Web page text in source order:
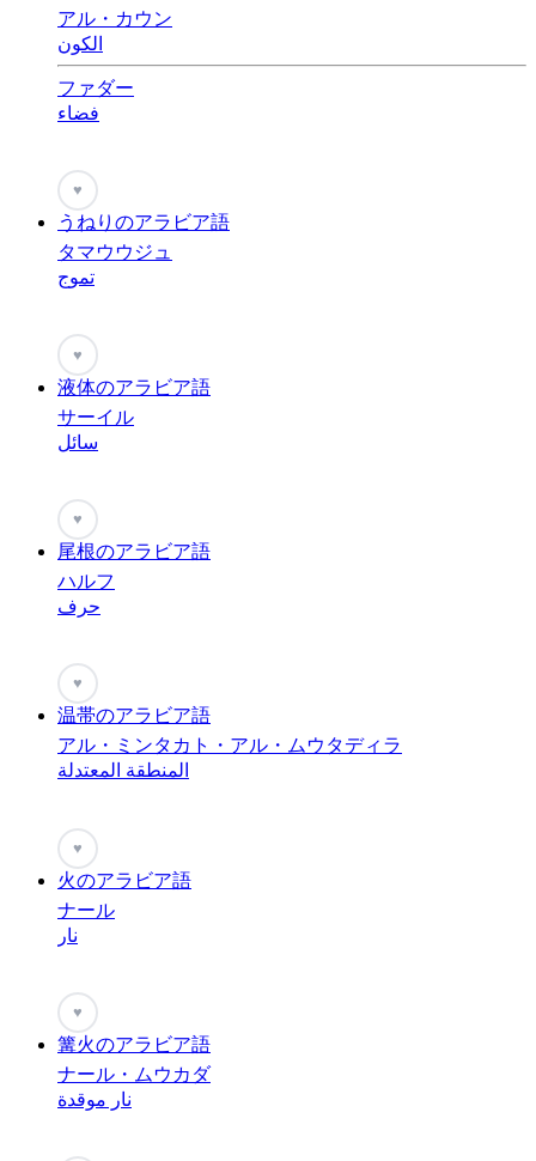
アル・カウン
الكون
ファダー
فضاء
♥
うねりのアラビア語
タマウウジュ
تموج
♥
液体のアラビア語
サーイル
سائل
♥
尾根のアラビア語
ハルフ
حرف
♥
温帯のアラビア語
アル・ミンタカト・アル・ムウタディラ
المنطقة المعتدلة
♥
火のアラビア語
ナール
نار
♥
篝火のアラビア語
ナール・ムウカダ
نار موقدة